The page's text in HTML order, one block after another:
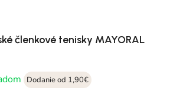
členkové tenisky MAYORAL
Dodanie od 1,90€